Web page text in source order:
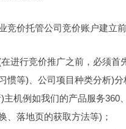
竞价托管公司竞价账户建立
进行竞价推广之前，必须首
惯等)、公司项目种类分析)
主机例如我们的产品服务
、落地页的获取方法等)；